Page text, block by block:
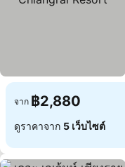
จาก ฿2,880
ดูราคาจาก 5 เว็บไซต์